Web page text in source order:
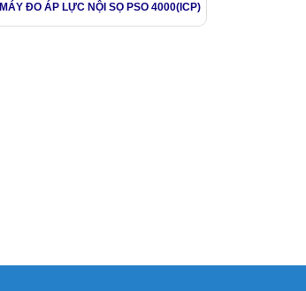
MÁY ĐO ÁP LỰC NỘI SỌ PSO 4000(ICP)